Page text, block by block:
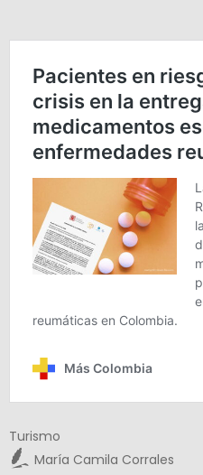
Turismo
María Camila Corrales